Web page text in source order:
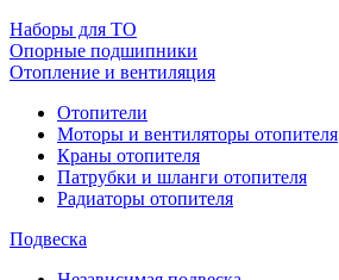
Наборы для ТО
Опорные подшипники
Отопление и вентиляция
Отопители
Моторы и вентиляторы отопителя
Краны отопителя
Патрубки и шланги отопителя
Радиаторы отопителя
Подвеска